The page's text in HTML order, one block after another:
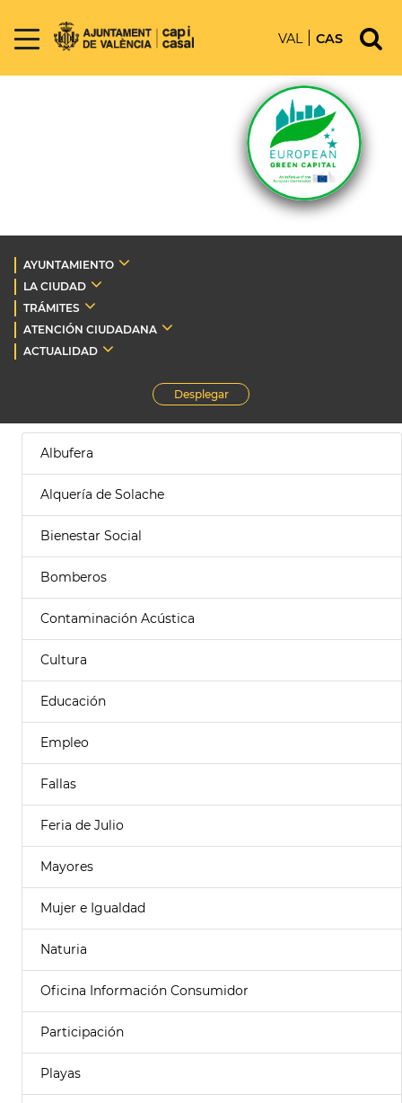
VAL CAS
AYUNTAMIENTO
LA CIUDAD
TRÁMITES
ATENCIÓN CIUDADANA
ACTUALIDAD
Desplegar
Albufera
Alquería de Solache
Bienestar Social
Bomberos
Contaminación Acústica
Cultura
Educación
Empleo
Fallas
Feria de Julio
Mayores
Mujer e Igualdad
Naturia
Oficina Información Consumidor
Participación
Playas